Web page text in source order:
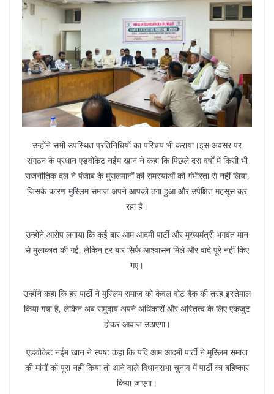
उन्होंने सभी उपस्थित प्रतिनिधियों का परिचय भी कराया।इस अवसर पर
संगठन के प्रधान एडवोकेट नईम खान ने कहा कि पिछले दस वर्षों में किसी भी
राजनीतिक दल ने पंजाब के मुसलमानों की समस्याओं को गंभीरता से नहीं लिया,
जिसके कारण मुस्लिम समाज अपने आपको ठगा हुआ और उपेक्षित महसूस कर
रहा है।
उन्होंने आरोप लगाया कि कई बार आम आदमी पार्टी और मुख्यमंत्री भगवंत मान
से मुलाकात की गई, लेकिन हर बार सिर्फ आश्वासन मिले और वादे पूरे नहीं किए
गए।
उन्होंने कहा कि हर पार्टी ने मुस्लिम समाज को केवल वोट बैंक की तरह इस्तेमाल
किया गया है, लेकिन अब समुदाय अपने अधिकारों और अस्तित्व के लिए एकजुट
होकर आवाज उठाएगा।
एडवोकेट नईम खान ने स्पष्ट कहा कि यदि आम आदमी पार्टी ने मुस्लिम समाज
की मांगों को पूरा नहीं किया तो आने वाले विधानसभा चुनाव में पार्टी का बहिष्कार
किया जाएगा।